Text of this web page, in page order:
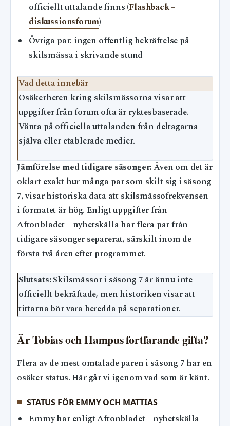
officiellt uttalande finns (Flashback –
diskussionsforum)
Övriga par: ingen offentlig bekräftelse på
skilsmässa i skrivande stund
Vad detta innebär
Osäkerheten kring skilsmässorna visar att
uppgifter från forum ofta är ryktesbaserade.
Vänta på officiella uttalanden från deltagarna
själva eller etablerade medier.
Jämförelse med tidigare säsonger:Även om det är
oklart exakt hur många par som skilt sig i säsong
7, visar historiska data att skilsmässofrekvensen
i formatet är hög. Enligt uppgifter från
Aftonbladet – nyhetskälla har flera par från
tidigare säsonger separerat, särskilt inom de
första två åren efter programmet.
Slutsats:Skilsmässor i säsong 7 är ännu inte
officiellt bekräftade, men historiken visar att
tittarna bör vara beredda på separationer.
Är Tobias och Hampus fortfarande gifta?
Flera av de mest omtalade paren i säsong 7 har en
osäker status. Här går vi igenom vad som är känt.
STATUS FÖR EMMY OCH MATTIAS
Emmy har enligt Aftonbladet – nyhetskälla